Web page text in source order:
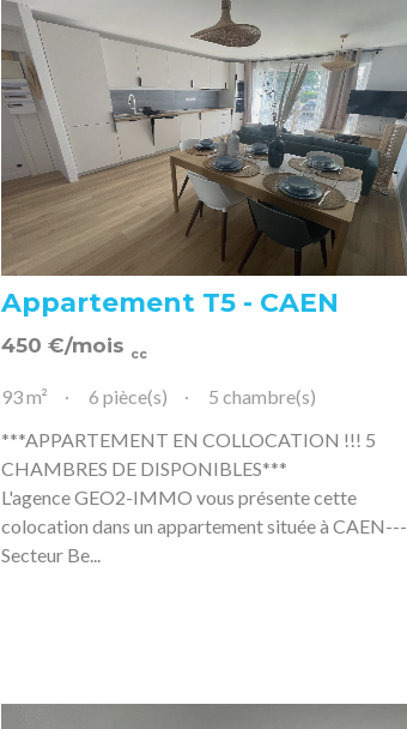
Appartement T5 - CAEN
450 €/mois cc
93 m² 6 pièce(s)
5 chambre(s)
***APPARTEMENT EN COLLOCATION !!! 5
CHAMBRES DE DISPONIBLES***
L'agence GEO2-IMMO vous présente cette
colocation dans un appartement située à CAEN---
Secteur Be...